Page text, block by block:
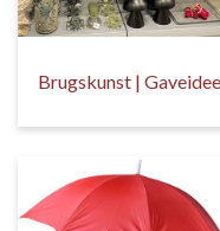
Brugskunst |